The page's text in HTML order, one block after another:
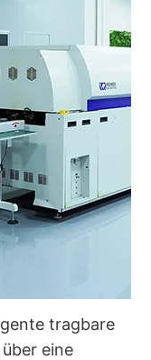
tragbare
eine